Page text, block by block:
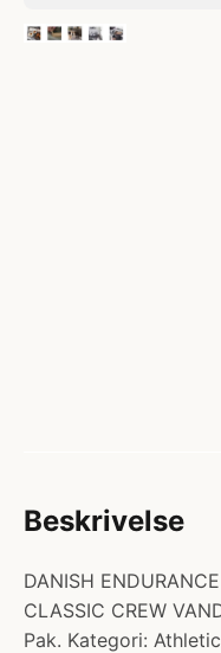
Beskrivelse
DANISH
CLASSIC CREW
Pak. Kategori: